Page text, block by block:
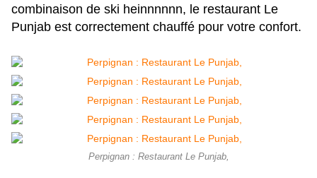
combinaison de ski heinnnnnn, le restaurant Le
Punjab est correctement chauffé pour votre confort.
Perpignan : Restaurant Le Punjab,